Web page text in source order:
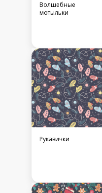
Волшебные
мотыльки
Рукавички